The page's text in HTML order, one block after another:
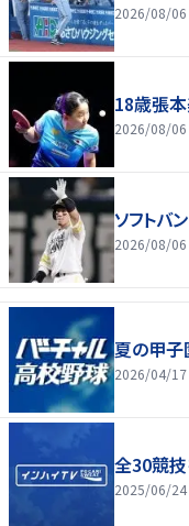
2026/08/06
18歳張
2026/08/06
ソフトバ
2026/08/06
夏の甲子
2026/04/17
全30競技
2025/06/24